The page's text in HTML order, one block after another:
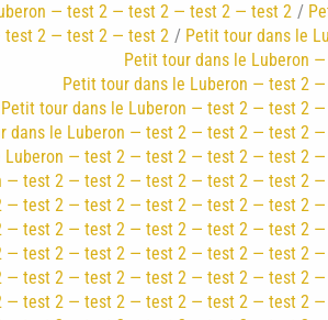
— test 2 — test 2 — test 2 — test 2
test 2 — test 2 — test 2
Petit tour dans le
Petit tour dans le Luberon
Petit tour dans le Luberon — test
Petit tour dans le Luberon — test 2 — test
dans le Luberon — test 2 — test 2 — test
Luberon — test 2 — test 2 — test 2 — test
— test 2 — test 2 — test 2 — test 2 — test
— test 2 — test 2 — test 2 — test 2 — test
— test 2 — test 2 — test 2 — test 2 — test
— test 2 — test 2 — test 2 — test 2 — test
— test 2 — test 2 — test 2 — test 2 — test
— test 2 — test 2 — test 2 — test 2 — test